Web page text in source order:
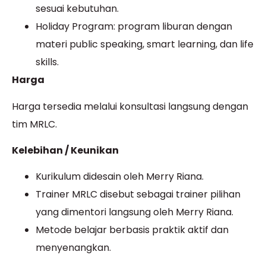
sesuai kebutuhan.
Holiday Program: program liburan dengan
materi public speaking, smart learning, dan life
skills.
Harga
Harga tersedia melalui konsultasi langsung dengan
tim MRLC.
Kelebihan / Keunikan
Kurikulum didesain oleh Merry Riana.
Trainer MRLC disebut sebagai trainer pilihan
yang dimentori langsung oleh Merry Riana.
Metode belajar berbasis praktik aktif dan
menyenangkan.